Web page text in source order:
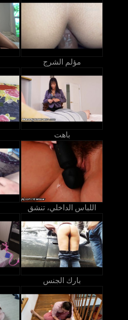
مؤلم الشرج
باهت
اللباس الداخلي، تنشق
بارك الجنس